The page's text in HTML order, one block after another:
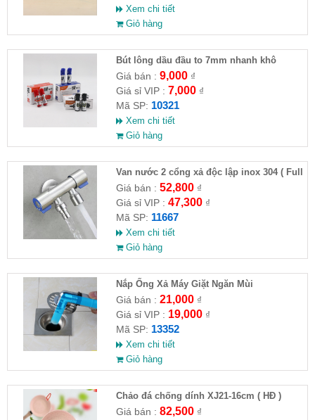
Xem chi tiết
Giỏ hàng
Bút lông dầu đầu to 7mm nhanh khô
Giá bán : 9,000₫
Giá sỉ VIP : 7,000₫
Mã SP: 10321
Xem chi tiết
Giỏ hàng
Van nước 2 cổng xả độc lập inox 304 ( Full
VAT )
Giá bán : 52,800₫
Giá sỉ VIP : 47,300₫
Mã SP: 11667
Xem chi tiết
Giỏ hàng
Nắp Ống Xả Máy Giặt Ngăn Mùi
Giá bán : 21,000₫
Giá sỉ VIP : 19,000₫
Mã SP: 13352
Xem chi tiết
Giỏ hàng
Chảo đá chống dính XJ21-16cm ( HĐ )
Giá bán : 82,500₫